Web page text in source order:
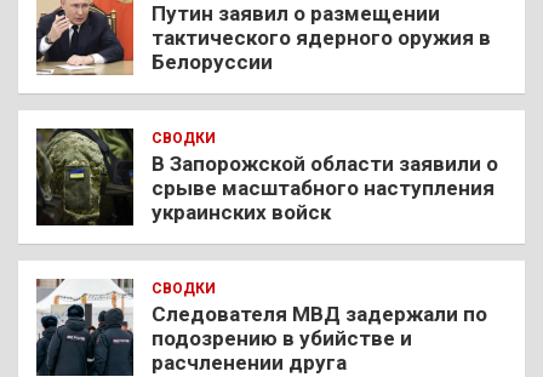
Путин заявил о размещении
тактического ядерного оружия в
Белоруссии
СВОДКИ
В Запорожской области заявили о
срыве масштабного наступления
украинских войск
СВОДКИ
Следователя МВД задержали по
подозрению в убийстве и
расчленении друга